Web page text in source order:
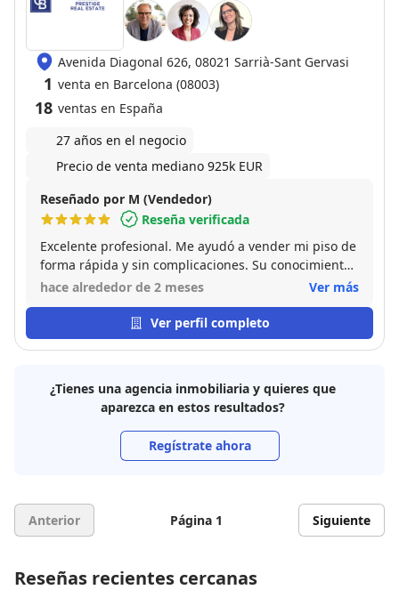
mi propiedad. Su conocimiento del mercado y su
implicación fueron claves para conseguir una venta
satisfactoria. Sin duda, recomiendo a Alex y al
equipo de Flamat Inmobiliaria a cualquier persona
que esté pensando en vender su vivienda. Ha sido
una experiencia muy positiva y estoy muy satisfecho
con la atención recibida y la calidad de la gestión
realizada.
Avenida Diagonal 626, 08021 Sarrià-Sant Gervasi
1 venta en Barcelona (08003)
18 ventas en España
27 años en el negocio
Precio de venta mediano 925k EUR
Reseñado por M (Vendedor)
Reseña verificada
Excelente profesional. Me ayudó a vender mi piso de
forma rápida y sin complicaciones. Su conocimiento
del mercado y su dedicación marcaron la diferencia
transmitió muchísima seguridad. Sin duda,
recomiendo sus servicios a cualquiera que busque
hace alrededor de 2 meses Ver más
Ver perfil completo
¿Tienes una agencia inmobiliaria y quieres que
aparezca en estos resultados?
Regístrate ahora
Anterior Página 1 Siguiente
Reseñas recientes cercanas